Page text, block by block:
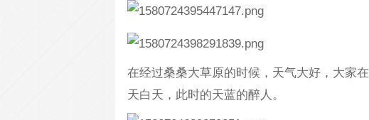
在经过桑桑大草原的时候，天气大好，大家
天白天，此时的天蓝的醉人。